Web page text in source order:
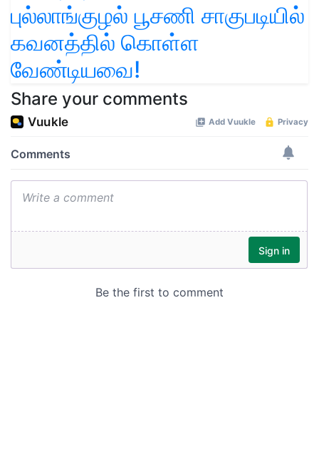
புல்லாங்குழல் பூசணி சாகுபடியில்
கவனத்தில் கொள்ள
வேண்டியவை!
Share your comments